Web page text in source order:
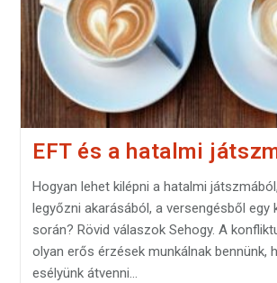
EFT és a hatalmi
Hogyan lehet kilépni a hatalmi
legyőzni akarásából, a versengésből egy
során? Rövid válaszok Sehogy. A
olyan erős érzések munkálnak bennünk,
esélyünk átvenni…